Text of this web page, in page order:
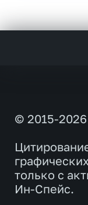
© 2015-
только с
Ин-Спейс.